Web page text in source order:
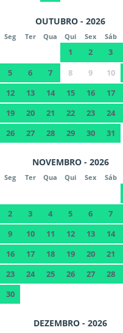
OUTUBRO - 2026
Seg Ter Qua Qui Sex Sáb
1 2 3
5
6 7 8 9 10
12
13 14 15 16 17
19
20 21 22 23 24
26
27 28 29 30 31
NOVEMBRO - 2026
Seg Ter Qua Qui Sex Sáb
2
3 4 5 6 7
9
10 11 12 13 14
16
17 18 19 20 21
23
24 25 26 27 28
30
DEZEMBRO - 2026